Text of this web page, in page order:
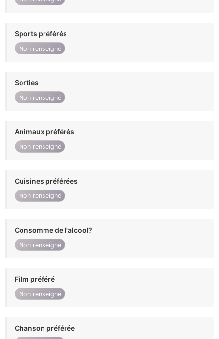
Sports préférés
Non renseigné
Sorties
Non renseigné
Animaux préférés
Non renseigné
Cuisines préférées
Non renseigné
Consomme de l'alcool?
Non renseigné
Film préféré
Non renseigné
Chanson préférée